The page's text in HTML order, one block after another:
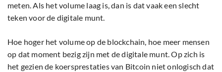
meten. Als het volume laag is, dan is dat vaak een slecht
teken voor de digitale munt.
Hoe hoger het volume op de blockchain, hoe meer mensen
op dat moment bezig zijn met de digitale munt. Op zich is
het gezien de koersprestaties van Bitcoin niet onlogisch dat